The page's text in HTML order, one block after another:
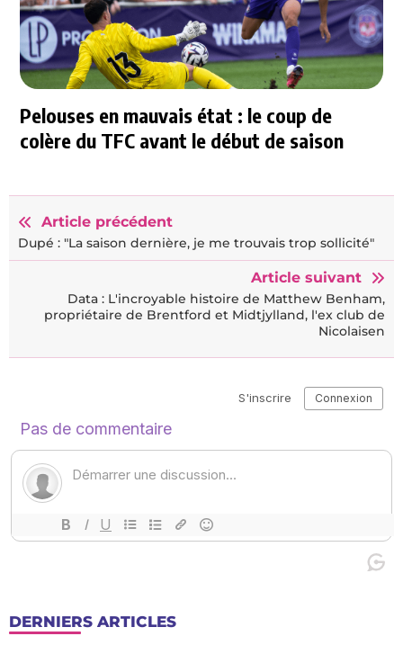
Pelouses en mauvais état : le coup de
colère du TFC avant le début de saison
Article précédent
Dupé : "La saison dernière, je me trouvais trop sollicité"
Article suivant
Data : L'incroyable histoire de Matthew Benham,
propriétaire de Brentford et Midtjylland, l'ex club de
Nicolaisen
DERNIERS ARTICLES